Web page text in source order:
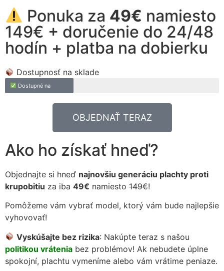
Ponuka za 49€ namiesto
149€ + doručenie do 24/48
hodín + platba na dobierku
Dostupnosť na sklade
Dostupné na
OBJEDNAŤ TERAZ
Ako ho získať hneď?
Objednajte si hneď najnovšiu generáciu plachty proti
krupobitiu za iba 49€ namiesto 149€!
Pomôžeme vám vybrať model, ktorý vám bude najlepšie
vyhovovať!
Vyskúšajte bez rizika: Nakúpte teraz s našou
politikou vrátenia bez problémov! Ak nebudete úplne
spokojní, plachtu vymeníme alebo vám vrátime peniaze.